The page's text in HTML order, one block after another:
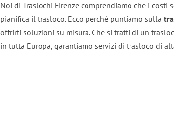
Noi di Traslochi Firenze comprendiamo che i costi
pianifica il trasloco. Ecco perché puntiamo sulla
offrirti soluzioni su misura. Che si tratti di un
in tutta Europa, garantiamo servizi di trasloco di